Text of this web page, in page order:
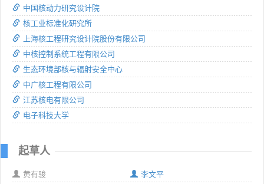
中国核动力研究设计院
核工业标准化研究所
上海核工程研究设计院股份有限公司
中核控制系统工程有限公司
生态环境部核与辐射安全中心
中广核工程有限公司
江苏核电有限公司
电子科技大学
起草人
黄有骏
李文平